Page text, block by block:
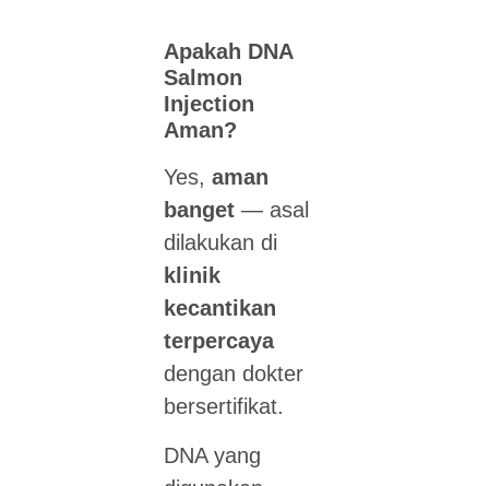
Apakah DNA
Salmon
Injection
Aman?
Yes, aman
banget — asal
dilakukan di
klinik
kecantikan
terpercaya
dengan dokter
bersertifikat.
DNA yang